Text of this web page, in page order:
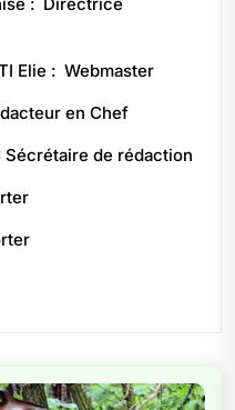
Elie : Webmaster
en Chef
Sécrétaire de rédaction